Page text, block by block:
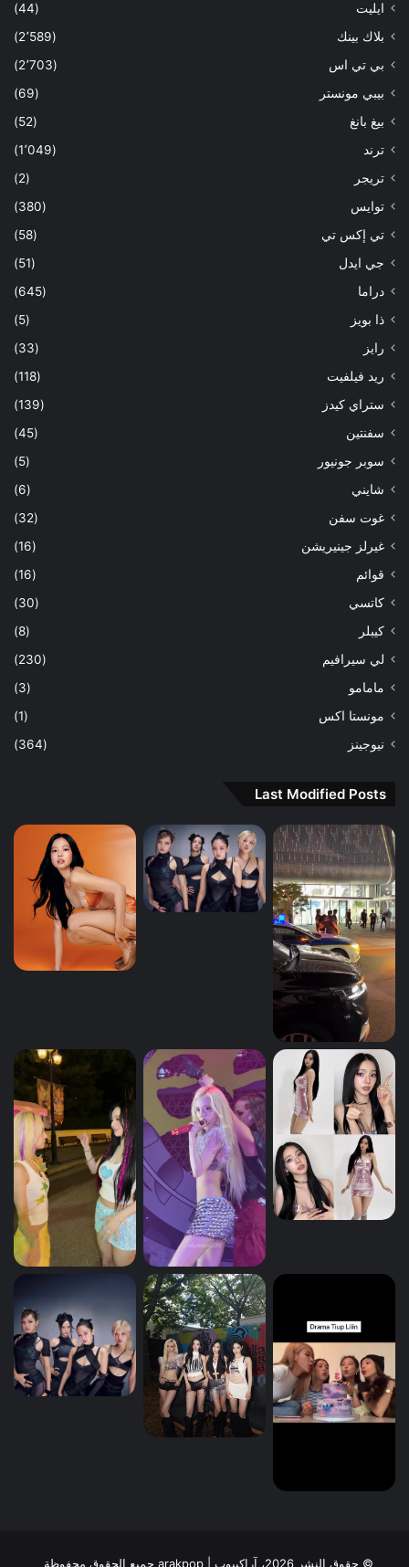
ايليت
(44)
بلاك بينك
(2٬589)
بي تي اس
(2٬703)
بيبي مونستر
(69)
بيغ بانغ
(52)
ترند
(1٬049)
تريجر
(2)
توايس
(380)
تي إكس تي
(58)
جي ايدل
(51)
دراما
(645)
ذا بويز
(5)
رايز
(33)
ريد فيلفيت
(118)
ستراي كيدز
(139)
سفنتين
(45)
سوبر جونيور
(5)
شايني
(6)
غوت سفن
(32)
غيرلز جينيريشن
(16)
قوائم
(16)
كاتسي
(30)
كيبلر
(8)
لي سيرافيم
(230)
مامامو
(3)
مونستا اكس
(1)
نيوجينز
(364)
Last Modified Posts
© حقوق النشر 2026، آراكيبوب | ‎arakpop جميع الحقوق محفوظة